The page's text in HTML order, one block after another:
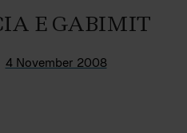
E GABIMIT
4 November 2008